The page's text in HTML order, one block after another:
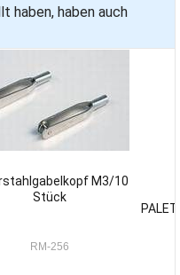
haben, haben auch
M3/10
Stück
RM-256